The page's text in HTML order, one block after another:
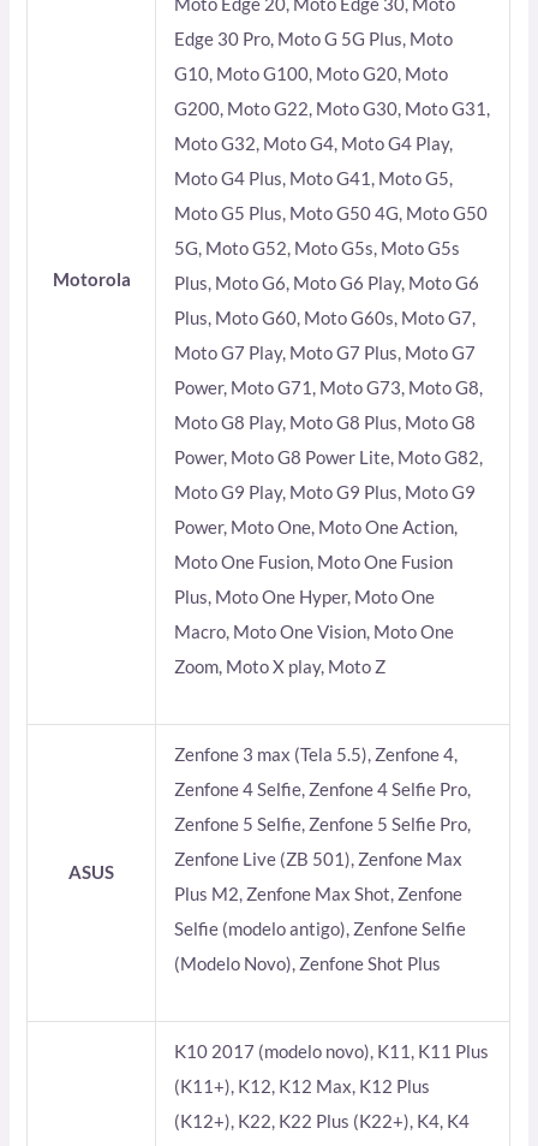
Motorola
Moto Edge 20, Moto Edge 30, Moto
Edge 30 Pro, Moto G 5G Plus, Moto
G10, Moto G100, Moto G20, Moto
G200, Moto G22, Moto G30, Moto G31,
Moto G32, Moto G4, Moto G4 Play,
Moto G4 Plus, Moto G41, Moto G5,
Moto G5 Plus, Moto G50 4G, Moto G50
5G, Moto G52, Moto G5s, Moto G5s
Plus, Moto G6, Moto G6 Play, Moto G6
Plus, Moto G60, Moto G60s, Moto G7,
Moto G7 Play, Moto G7 Plus, Moto G7
Power, Moto G71, Moto G73, Moto G8,
Moto G8 Play, Moto G8 Plus, Moto G8
Power, Moto G8 Power Lite, Moto G82,
Moto G9 Play, Moto G9 Plus, Moto G9
Power, Moto One, Moto One Action,
Moto One Fusion, Moto One Fusion
Plus, Moto One Hyper, Moto One
Macro, Moto One Vision, Moto One
Zoom, Moto X play, Moto Z
ASUS
Zenfone 3 max (Tela 5.5), Zenfone 4,
Zenfone 4 Selfie, Zenfone 4 Selfie Pro,
Zenfone 5 Selfie, Zenfone 5 Selfie Pro,
Zenfone Live (ZB 501), Zenfone Max
Plus M2, Zenfone Max Shot, Zenfone
Selfie (modelo antigo), Zenfone Selfie
(Modelo Novo), Zenfone Shot Plus
K10 2017 (modelo novo), K11, K11 Plus
(K11+), K12, K12 Max, K12 Plus
(K12+), K22, K22 Plus (K22+), K4, K4